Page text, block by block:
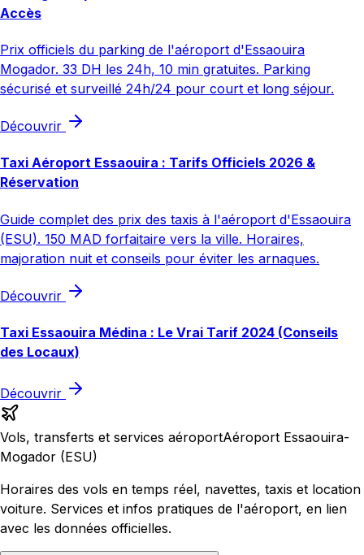
Accès
Prix officiels du parking de l'aéroport d'Essaouira
Mogador. 33 DH les 24h, 10 min gratuites. Parking
sécurisé et surveillé 24h/24 pour court et long séjour.
Découvrir
Taxi Aéroport Essaouira : Tarifs Officiels 2026 &
Réservation
Guide complet des prix des taxis à l'aéroport d'Essaouira
(ESU). 150 MAD forfaitaire vers la ville. Horaires,
majoration nuit et conseils pour éviter les arnaques.
Découvrir
Taxi Essaouira Médina : Le Vrai Tarif 2024 (Conseils
des Locaux)
Découvrir
Vols, transferts et services aéroportAéroport Essaouira-
Mogador (ESU)
Horaires des vols en temps réel, navettes, taxis et location
voiture. Services et infos pratiques de l'aéroport, en lien
avec les données officielles.